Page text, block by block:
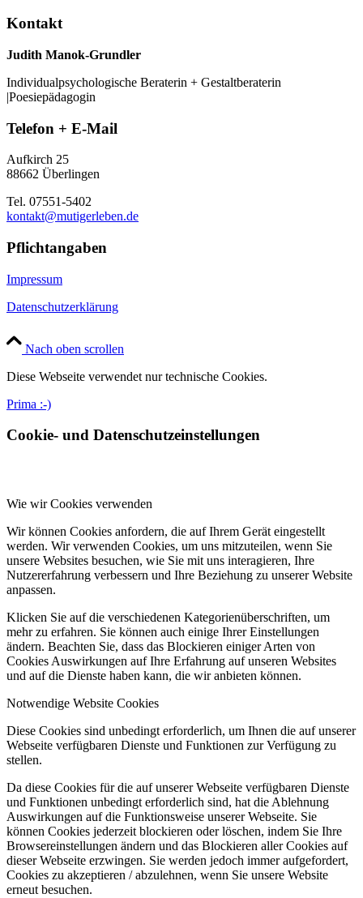
Kontakt
Judith Manok-Grundler
Individualpsychologische Beraterin + Gestaltberaterin
|Poesiepädagogin
Telefon + E-Mail
Aufkirch 25
88662 Überlingen
Tel. 07551-5402
kontakt@mutigerleben.de
Pflichtangaben
Impressum
Datenschutzerklärung
Nach oben scrollen
Diese Webseite verwendet nur technische Cookies.
Prima :-)
Cookie- und Datenschutzeinstellungen
Wie wir Cookies verwenden
Wir können Cookies anfordern, die auf Ihrem Gerät eingestellt
werden. Wir verwenden Cookies, um uns mitzuteilen, wenn Sie
unsere Websites besuchen, wie Sie mit uns interagieren, Ihre
Nutzererfahrung verbessern und Ihre Beziehung zu unserer Website
anpassen.
Klicken Sie auf die verschiedenen Kategorienüberschriften, um
mehr zu erfahren. Sie können auch einige Ihrer Einstellungen
ändern. Beachten Sie, dass das Blockieren einiger Arten von
Cookies Auswirkungen auf Ihre Erfahrung auf unseren Websites
und auf die Dienste haben kann, die wir anbieten können.
Notwendige Website Cookies
Diese Cookies sind unbedingt erforderlich, um Ihnen die auf unserer
Webseite verfügbaren Dienste und Funktionen zur Verfügung zu
stellen.
Da diese Cookies für die auf unserer Webseite verfügbaren Dienste
und Funktionen unbedingt erforderlich sind, hat die Ablehnung
Auswirkungen auf die Funktionsweise unserer Webseite. Sie
können Cookies jederzeit blockieren oder löschen, indem Sie Ihre
Browsereinstellungen ändern und das Blockieren aller Cookies auf
dieser Webseite erzwingen. Sie werden jedoch immer aufgefordert,
Cookies zu akzeptieren / abzulehnen, wenn Sie unsere Website
erneut besuchen.